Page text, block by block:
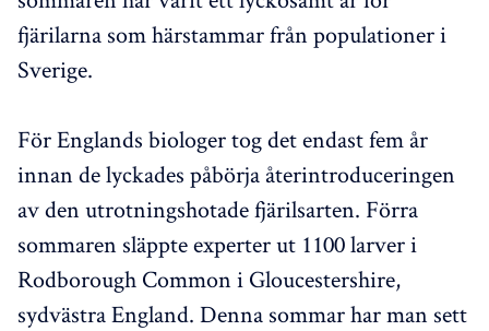
fjärilarna som härstammar från populationer i
Sverige.
För Englands biologer tog det endast fem år
innan de lyckades påbörja återintroduceringen
av den utrotningshotade fjärilsarten. Förra
sommaren släppte experter ut 1100 larver i
Rodborough Common i Gloucestershire,
sydvästra England. Denna sommar har man sett